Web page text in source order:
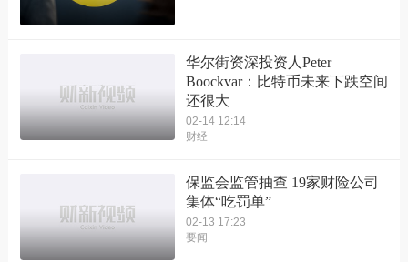
华尔街资深投资人Peter
Boockvar：比特币未来下跌空间
还很大
02-14 12:14
财经
保监会监管抽查 19家财险公司
集体“吃罚单”
02-13 17:23
要闻